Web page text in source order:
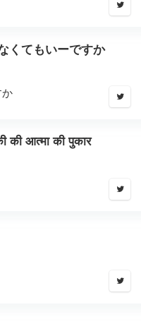
くてもいーですか
か
की आत्मा की पुकार